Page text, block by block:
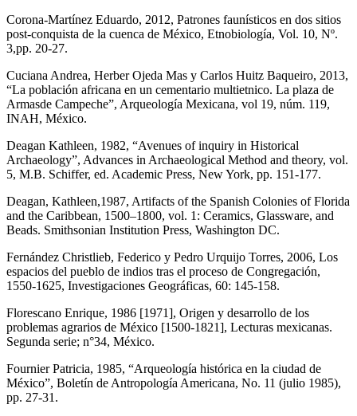
Corona-Martínez Eduardo, 2012, Patrones faunísticos en dos sitios
post-conquista de la cuenca de México, Etnobiología, Vol. 10, Nº.
3,pp. 20-27.
Cuciana Andrea, Herber Ojeda Mas y Carlos Huitz Baqueiro, 2013,
“La población africana en un cementario multietnico. La plaza de
Armasde Campeche”, Arqueología Mexicana, vol 19, núm. 119,
INAH, México.
Deagan Kathleen, 1982, “Avenues of inquiry in Historical
Archaeology”, Advances in Archaeological Method and theory, vol.
5, M.B. Schiffer, ed. Academic Press, New York, pp. 151-177.
Deagan, Kathleen,1987, Artifacts of the Spanish Colonies of Florida
and the Caribbean, 1500–1800, vol. 1: Ceramics, Glassware, and
Beads. Smithsonian Institution Press, Washington DC.
Fernández Christlieb, Federico y Pedro Urquijo Torres, 2006, Los
espacios del pueblo de indios tras el proceso de Congregación,
1550-1625, Investigaciones Geográficas, 60: 145-158.
Florescano Enrique, 1986 [1971], Origen y desarrollo de los
problemas agrarios de México [1500-1821], Lecturas mexicanas.
Segunda serie; n°34, México.
Fournier Patricia, 1985, “Arqueología histórica en la ciudad de
México”, Boletín de Antropología Americana, No. 11 (julio 1985),
pp. 27-31.